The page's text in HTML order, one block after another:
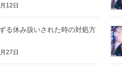
12日
る休み扱いされた時の対処方
27日